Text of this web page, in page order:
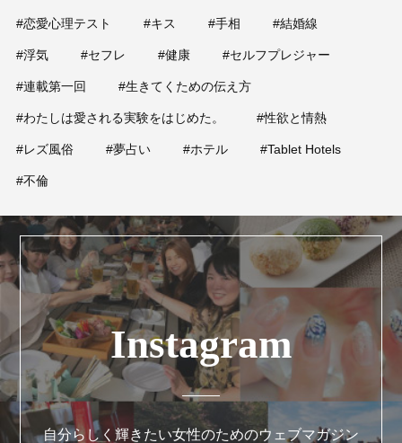
#恋愛心理テスト #キス #手相 #結婚線
#浮気 #セフレ #健康 #セルフプレジャー
#連載第一回 #生きてくための伝え方
#わたしは愛される実験をはじめた。 #性欲と情熱
#レズ風俗 #夢占い #ホテル #Tablet Hotels
#不倫
Instagram
自分らしく輝きたい女性のためのウェブマガジン